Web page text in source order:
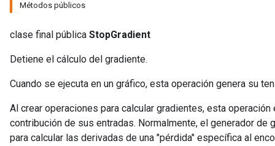
Métodos públicos
clase final pública StopGradient
Detiene el cálculo del gradiente.
Cuando se ejecuta en un gráfico, esta operación genera su
Al crear operaciones para calcular gradientes, esta
contribución de sus entradas. Normalmente, el generador de
para calcular las derivadas de una "pérdida" específica al